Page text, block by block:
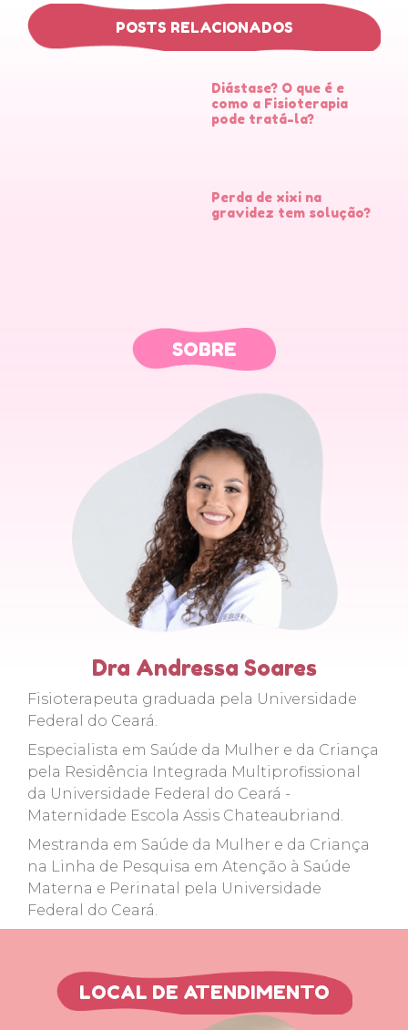
POSTS RELACIONADOS
Diástase? O que é e
como a Fisioterapia
pode tratá-la?
Perda de xixi na
gravidez tem solução?
SOBRE
Dra Andressa Soares
Fisioterapeuta graduada pela Universidade
Federal do Ceará.
Especialista em Saúde da Mulher e da Criança
pela Residência Integrada Multiprofissional
da Universidade Federal do Ceará -
Maternidade Escola Assis Chateaubriand.
Mestranda em Saúde da Mulher e da Criança
na Linha de Pesquisa em Atenção à Saúde
Materna e Perinatal pela Universidade
Federal do Ceará.
LOCAL DE ATENDIMENTO